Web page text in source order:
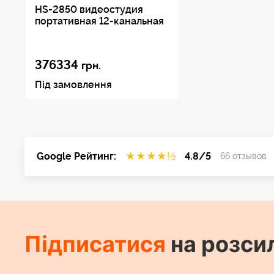
HS-2850 видеостудия
портативная 12-канальная
376334 грн.
Під замовлення
Google Рейтинг: ★ ★ ★ ★½ 4.8/5 66 отзывов
Підписатися на